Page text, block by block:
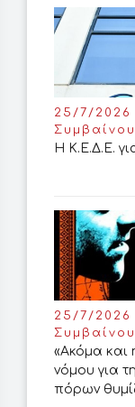
25/7/2026
Η Κ.Ε.Δ.Ε.
25/7/2026
«Ακόμα και
νόμου για
πόρων